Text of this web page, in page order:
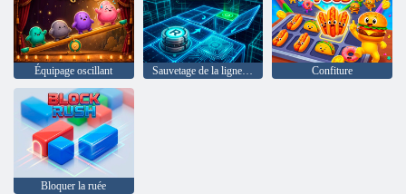
Équipage oscillant Sauvetage de la ligne de pliage Confiture
Bloquer la ruée